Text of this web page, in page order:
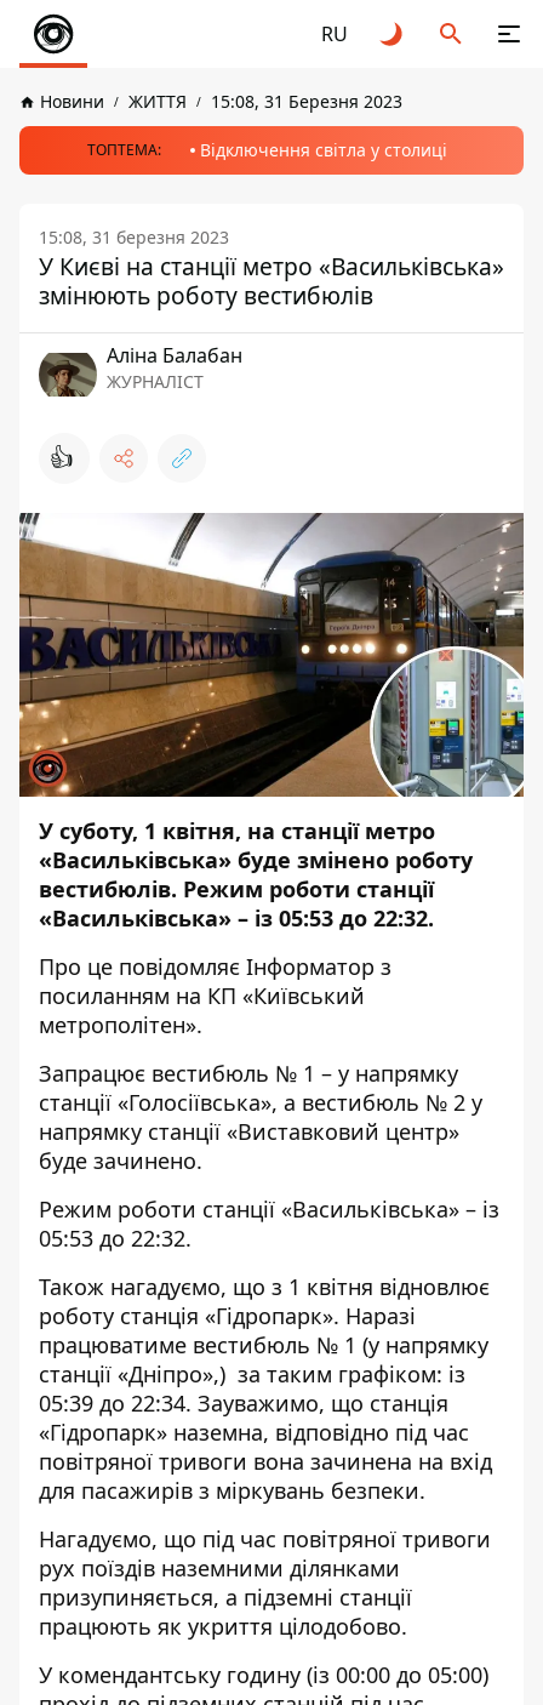
RU
Новини ЖИТТЯ 15:08, 31 Березня 2023
ТОПТЕМА: Відключення світла у столиці
15:08, 31 березня 2023
У Києві на станції метро «Васильківська»
змінюють роботу вестибюлів
Аліна Балабан
ЖУРНАЛІСТ
👍
У суботу, 1 квітня, на станції метро
«Васильківська» буде змінено роботу
вестибюлів. Режим роботи станції
«Васильківська» – із 05:53 до 22:32.
Про це повідомляє Інформатор з
посиланням на КП «Київський
метрополітен».
Запрацює вестибюль № 1 – у напрямку
станції «Голосіївська», а вестибюль № 2 у
напрямку станції «Виставковий центр»
буде зачинено.
Режим роботи станції «Васильківська» – із
05:53 до 22:32.
Також нагадуємо, що з 1 квітня відновлює
роботу станція «Гідропарк». Наразі
працюватиме вестибюль № 1 (у напрямку
станції «Дніпро»,) за таким графіком: із
05:39 до 22:34. Зауважимо, що станція
«Гідропарк» наземна, відповідно під час
повітряної тривоги вона зачинена на вхід
для пасажирів з міркувань безпеки.
Нагадуємо, що під час повітряної тривоги
рух поїздів наземними ділянками
призупиняється, а підземні станції
працюють як укриття цілодобово.
У комендантську годину (із 00:00 до 05:00)